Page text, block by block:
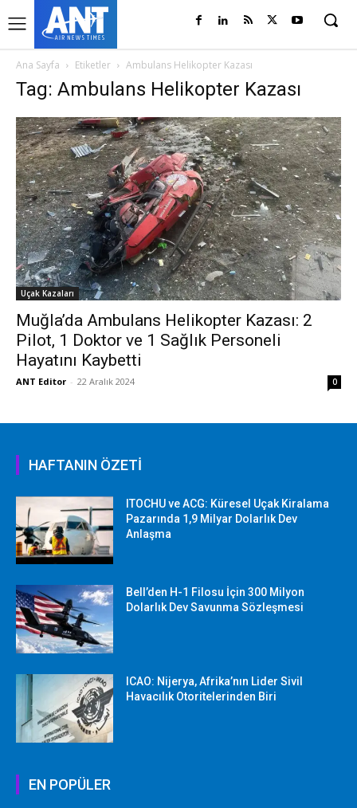
Ana Sayfa Etiketler Ambulans Helikopter Kazası
Tag: Ambulans Helikopter Kazası
Uçak Kazaları
Muğla’da Ambulans Helikopter Kazası: 2
Pilot, 1 Doktor ve 1 Sağlık Personeli
Hayatını Kaybetti
ANT Editor - 22 Aralık 2024 0
HAFTANIN ÖZETİ
ITOCHU ve ACG: Küresel Uçak Kiralama
Pazarında 1,9 Milyar Dolarlık Dev
Anlaşma
Bell’den H-1 Filosu İçin 300 Milyon
Dolarlık Dev Savunma Sözleşmesi
ICAO: Nijerya, Afrika’nın Lider Sivil
Havacılık Otoritelerinden Biri
EN POPÜLER